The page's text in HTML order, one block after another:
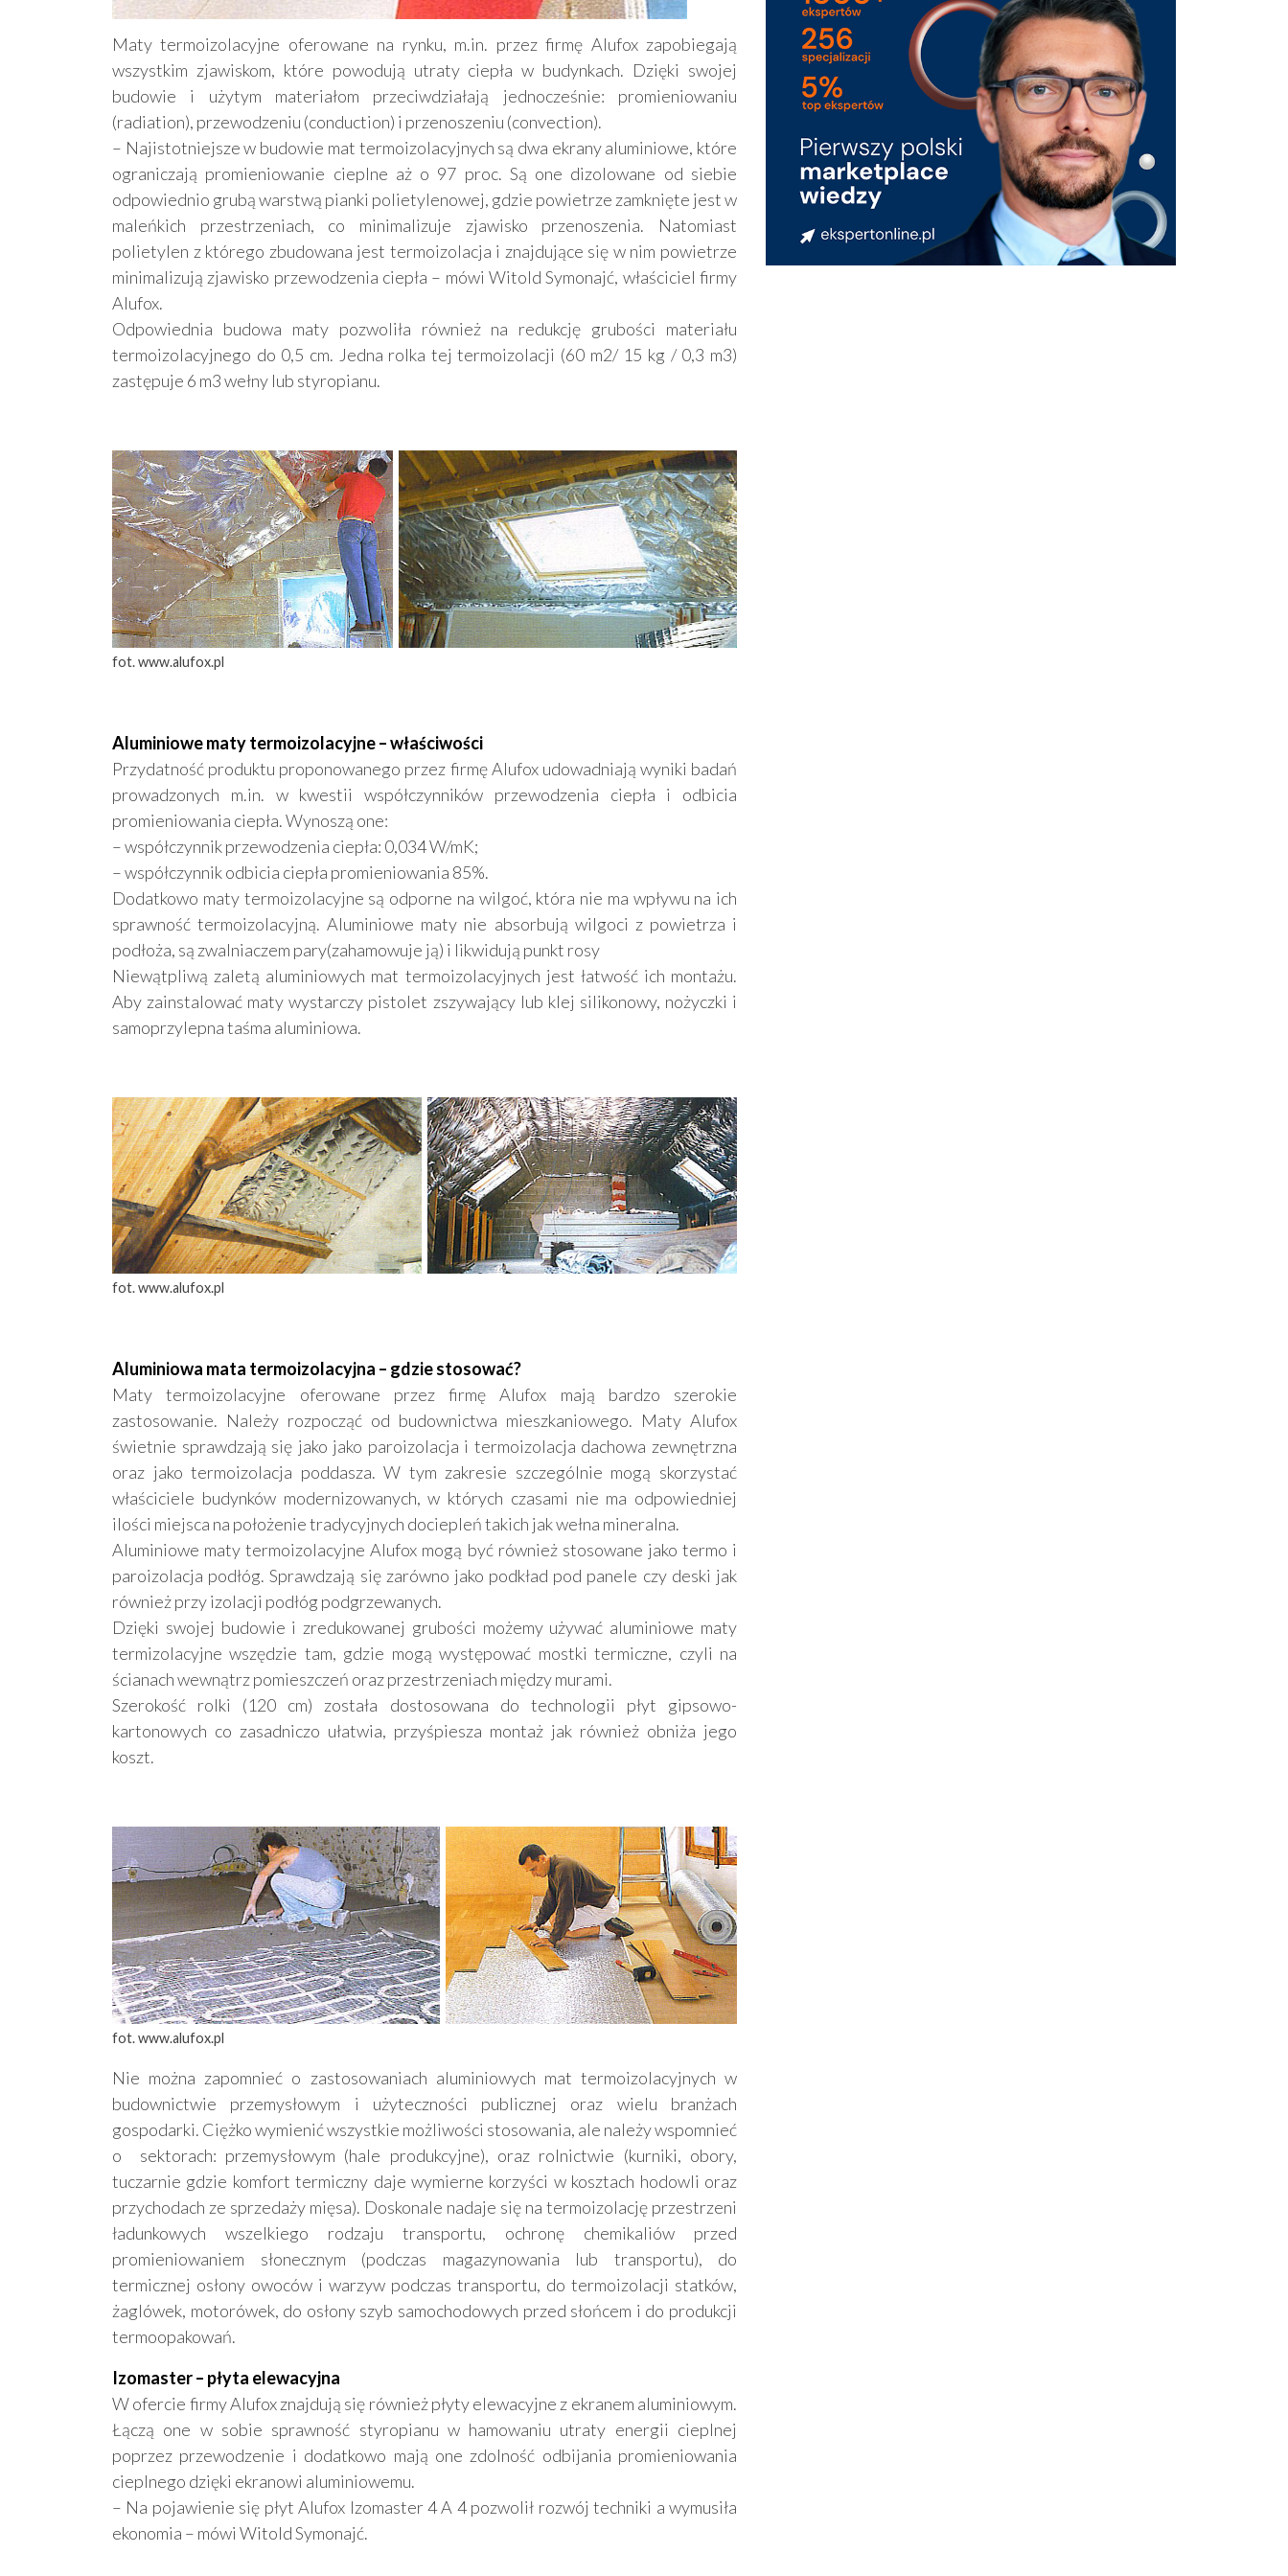
Maty termoizolacyjne oferowane na rynku, m.in. przez firmę Alufox zapobiegają
wszystkim zjawiskom, które powodują utraty ciepła w budynkach. Dzięki swojej
budowie i użytym materiałom przeciwdziałają jednocześnie: promieniowaniu
(radiation), przewodzeniu (conduction) i przenoszeniu (convection).
– Najistotniejsze w budowie mat termoizolacyjnych są dwa ekrany aluminiowe, które
ograniczają promieniowanie cieplne aż o 97 proc. Są one dizolowane od siebie
odpowiednio grubą warstwą pianki polietylenowej, gdzie powietrze zamknięte jest w
maleńkich przestrzeniach, co minimalizuje zjawisko przenoszenia. Natomiast
polietylen z którego zbudowana jest termoizolacja i znajdujące się w nim powietrze
minimalizują zjawisko przewodzenia ciepła – mówi Witold Symonajć, właściciel firmy
Alufox.
Odpowiednia budowa maty pozwoliła również na redukcję grubości materiału
termoizolacyjnego do 0,5 cm. Jedna rolka tej termoizolacji (60 m2/ 15 kg / 0,3 m3)
zastępuje 6 m3 wełny lub styropianu.
fot. www.alufox.pl
Aluminiowe maty termoizolacyjne – właściwości
Przydatność produktu proponowanego przez firmę Alufox udowadniają wyniki badań
prowadzonych m.in. w kwestii współczynników przewodzenia ciepła i odbicia
promieniowania ciepła. Wynoszą one:
– współczynnik przewodzenia ciepła: 0,034 W/mK;
– współczynnik odbicia ciepła promieniowania 85%.
Dodatkowo maty termoizolacyjne są odporne na wilgoć, która nie ma wpływu na ich
sprawność termoizolacyjną. Aluminiowe maty nie absorbują wilgoci z powietrza i
podłoża, są zwalniaczem pary(zahamowuje ją) i likwidują punkt rosy
Niewątpliwą zaletą aluminiowych mat termoizolacyjnych jest łatwość ich montażu.
Aby zainstalować maty wystarczy pistolet zszywający lub klej silikonowy, nożyczki i
samoprzylepna taśma aluminiowa.
fot. www.alufox.pl
Aluminiowa mata termoizolacyjna – gdzie stosować?
Maty termoizolacyjne oferowane przez firmę Alufox mają bardzo szerokie
zastosowanie. Należy rozpocząć od budownictwa mieszkaniowego. Maty Alufox
świetnie sprawdzają się jako jako paroizolacja i termoizolacja dachowa zewnętrzna
oraz jako termoizolacja poddasza. W tym zakresie szczególnie mogą skorzystać
właściciele budynków modernizowanych, w których czasami nie ma odpowiedniej
ilości miejsca na położenie tradycyjnych dociepleń takich jak wełna mineralna.
Aluminiowe maty termoizolacyjne Alufox mogą być również stosowane jako termo i
paroizolacja podłóg. Sprawdzają się zarówno jako podkład pod panele czy deski jak
również przy izolacji podłóg podgrzewanych.
Dzięki swojej budowie i zredukowanej grubości możemy używać aluminiowe maty
termizolacyjne wszędzie tam, gdzie mogą występować mostki termiczne, czyli na
ścianach wewnątrz pomieszczeń oraz przestrzeniach między murami.
Szerokość rolki (120 cm) została dostosowana do technologii płyt gipsowo-
kartonowych co zasadniczo ułatwia, przyśpiesza montaż jak również obniża jego
koszt.
fot. www.alufox.pl
Nie można zapomnieć o zastosowaniach aluminiowych mat termoizolacyjnych w
budownictwie przemysłowym i użyteczności publicznej oraz wielu branżach
gospodarki. Ciężko wymienić wszystkie możliwości stosowania, ale należy wspomnieć
o sektorach: przemysłowym (hale produkcyjne), oraz rolnictwie (kurniki, obory,
tuczarnie gdzie komfort termiczny daje wymierne korzyści w kosztach hodowli oraz
przychodach ze sprzedaży mięsa). Doskonale nadaje się na termoizolację przestrzeni
ładunkowych wszelkiego rodzaju transportu, ochronę chemikaliów przed
promieniowaniem słonecznym (podczas magazynowania lub transportu), do
termicznej osłony owoców i warzyw podczas transportu, do termoizolacji statków,
żaglówek, motorówek, do osłony szyb samochodowych przed słońcem i do produkcji
termoopakowań.
Izomaster – płyta elewacyjna
W ofercie firmy Alufox znajdują się również płyty elewacyjne z ekranem aluminiowym.
Łączą one w sobie sprawność styropianu w hamowaniu utraty energii cieplnej
poprzez przewodzenie i dodatkowo mają one zdolność odbijania promieniowania
cieplnego dzięki ekranowi aluminiowemu.
– Na pojawienie się płyt Alufox Izomaster 4 A 4 pozwolił rozwój techniki a wymusiła
ekonomia – mówi Witold Symonajć.